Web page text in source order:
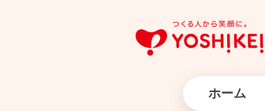
ホーム